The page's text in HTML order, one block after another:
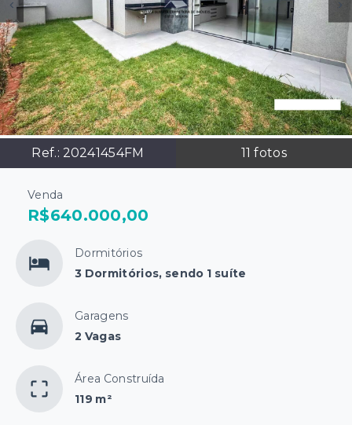
Ref.: 20241454FM 11 fotos
Venda
R$640.000,00
Dormitórios
3 Dormitórios, sendo 1 suíte
Garagens
2 Vagas
Área Construída
119 m²